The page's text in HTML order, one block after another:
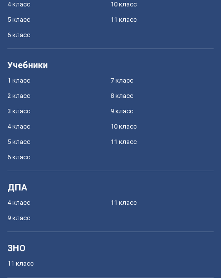
4 класс
5 класс
6 класс
10 класс
11 класс
Учебники
1 класс
2 класс
3 класс
4 класс
5 класс
6 класс
7 класс
8 класс
9 класс
10 класс
11 класс
ДПА
4 класс
9 класс
11 класс
ЗНО
11 класс